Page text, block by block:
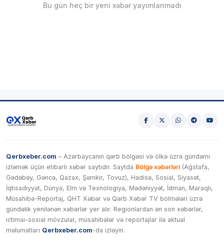
Bu gün heç bir yeni xəbər yayımlanmadı
Qerbxeber.com – Azərbaycanın qərb bölgəsi və ölkə üzrə gündəmi
izləmək üçün etibarlı xəbər saytıdır. Saytda Bölgə xəbərləri (Ağstafa,
Gədəbəy, Gəncə, Qazax, Şəmkir, Tovuz), Hadisə, Sosial, Siyasət,
İqtisadiyyat, Dünya, Elm və Texnologiya, Mədəniyyət, İdman, Maraqlı,
Müsahibə-Reportaj, QHT Xəbər və Qərb Xəbər TV bölmələri üzrə
gündəlik yenilənən xəbərlər yer alır. Regionlardan ən son xəbərlər,
ictimai-sosial mövzular, müsahibələr və reportajlar ilə aktual
məlumatları Qerbxeber.com-da izləyin.